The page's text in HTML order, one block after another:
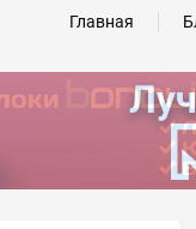
Главная